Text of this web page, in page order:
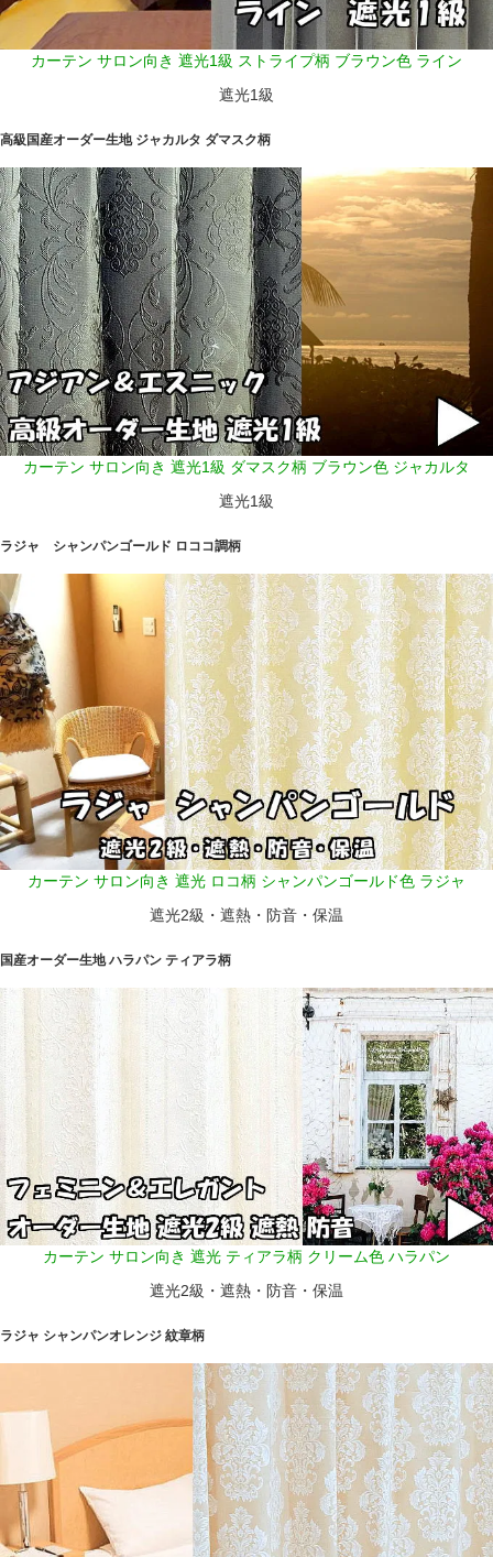
カーテン サロン向き 遮光1級 ストライプ柄 ブラウン色 ライン
遮光1級
高級国産オーダー生地 ジャカルタ ダマスク柄
カーテン サロン向き 遮光1級 ダマスク柄 ブラウン色 ジャカルタ
遮光1級
ラジャ シャンパンゴールド ロココ調柄
カーテン サロン向き 遮光 ロコ柄 シャンパンゴールド色 ラジャ
遮光2級・遮熱・防音・保温
国産オーダー生地 ハラパン ティアラ柄
カーテン サロン向き 遮光 ティアラ柄 クリーム色 ハラパン
遮光2級・遮熱・防音・保温
ラジャ シャンパンオレンジ 紋章柄